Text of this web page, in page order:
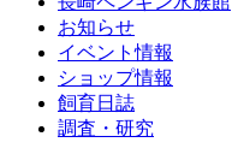
お知らせ
イベント情報
ショップ情報
飼育日誌
調査・研究